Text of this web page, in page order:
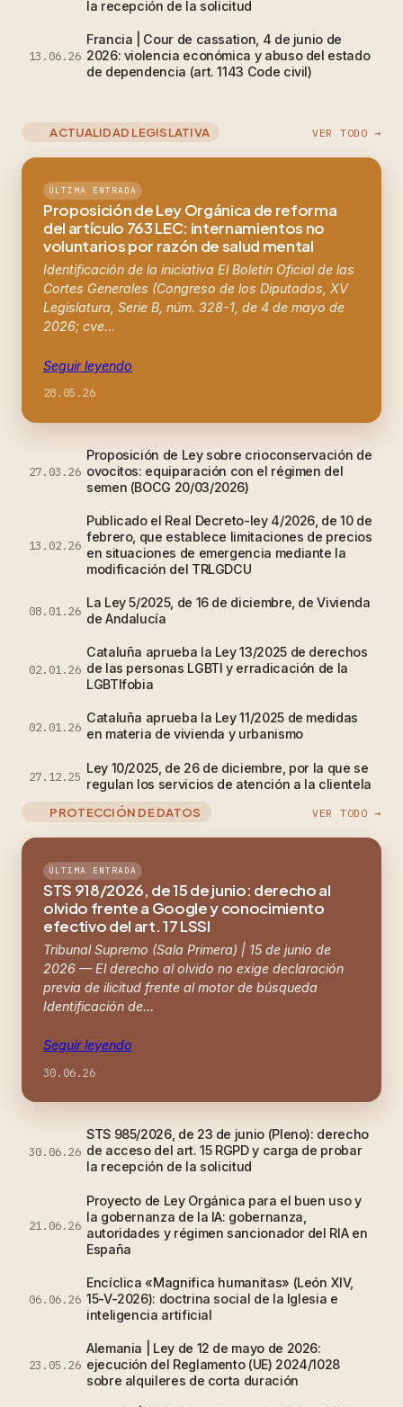
la recepción de la solicitud
13.06.26
Francia | Cour de cassation, 4 de junio de
2026: violencia económica y abuso del estado
de dependencia (art. 1143 Code civil)
ACTUALIDAD LEGISLATIVA VER TODO →
ÚLTIMA ENTRADA
Proposición de Ley Orgánica de reforma
del artículo 763 LEC: internamientos no
voluntarios por razón de salud mental
Identificación de la iniciativa El Boletín Oficial de las
Cortes Generales (Congreso de los Diputados, XV
Legislatura, Serie B, núm. 328-1, de 4 de mayo de
2026; cve…
Seguir leyendo
28.05.26
27.03.26
Proposición de Ley sobre crioconservación de
ovocitos: equiparación con el régimen del
semen (BOCG 20/03/2026)
13.02.26
Publicado el Real Decreto-ley 4/2026, de 10 de
febrero, que establece limitaciones de precios
en situaciones de emergencia mediante la
modificación del TRLGDCU
08.01.26
La Ley 5/2025, de 16 de diciembre, de Vivienda
de Andalucía
02.01.26
Cataluña aprueba la Ley 13/2025 de derechos
de las personas LGBTI y erradicación de la
LGBTIfobia
02.01.26
Cataluña aprueba la Ley 11/2025 de medidas
en materia de vivienda y urbanismo
27.12.25
Ley 10/2025, de 26 de diciembre, por la que se
regulan los servicios de atención a la clientela
PROTECCIÓN DE DATOS
VER TODO →
ÚLTIMA ENTRADA
STS 918/2026, de 15 de junio: derecho al
olvido frente a Google y conocimiento
efectivo del art. 17 LSSI
Tribunal Supremo (Sala Primera) | 15 de junio de
2026 — El derecho al olvido no exige declaración
previa de ilicitud frente al motor de búsqueda
Identificación de…
Seguir leyendo
30.06.26
30.06.26
STS 985/2026, de 23 de junio (Pleno): derecho
de acceso del art. 15 RGPD y carga de probar
la recepción de la solicitud
21.06.26
Proyecto de Ley Orgánica para el buen uso y
la gobernanza de la IA: gobernanza,
autoridades y régimen sancionador del RIA en
España
06.06.26
Encíclica «Magnifica humanitas» (León XIV,
15-V-2026): doctrina social de la Iglesia e
inteligencia artificial
23.05.26
Alemania | Ley de 12 de mayo de 2026:
ejecución del Reglamento (UE) 2024/1028
sobre alquileres de corta duración